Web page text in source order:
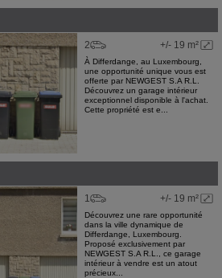
+/- 19 m²
2
À Differdange, au Luxembourg,
une opportunité unique vous est
offerte par NEWGEST S.A R.L.
Découvrez un garage intérieur
exceptionnel disponible à l'achat.
Cette propriété est e...
+/- 19 m²
1
Découvrez une rare opportunité
dans la ville dynamique de
Differdange, Luxembourg.
Proposé exclusivement par
NEWGEST S.A R.L., ce garage
intérieur à vendre est un atout
précieux...